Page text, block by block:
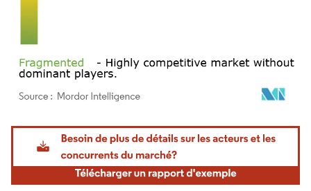
Image © Mordor Intelligence. La réutilisation nécessite une attribution sous CC BY